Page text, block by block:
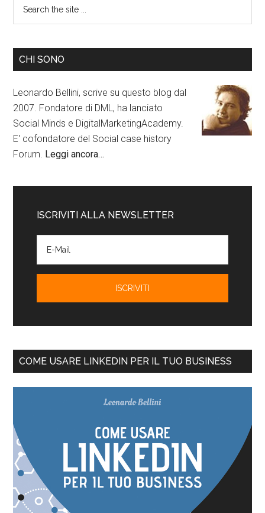
CHI SONO
Leonardo Bellini, scrive su questo blog dal
2007. Fondatore di DML, ha lanciato
Social Minds e DigitalMarketingAcademy.
E' cofondatore del Social case history
Forum. Leggi ancora…
ISCRIVITI ALLA NEWSLETTER
COME USARE LINKEDIN PER IL TUO BUSINESS